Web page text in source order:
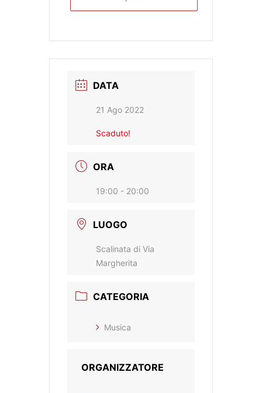
DATA
21 Ago 2022
Scaduto!
ORA
19:00 - 20:00
LUOGO
Scalinata di Via
Margherita
CATEGORIA
Musica
ORGANIZZATORE